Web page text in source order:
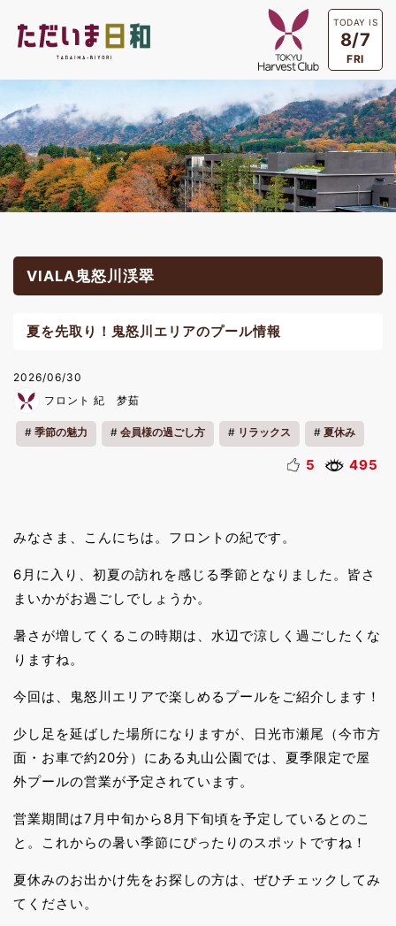
TODAY IS
8/7
FRI
VIALA鬼怒川渓翠
夏を先取り！鬼怒川エリアのプール情報
2026/06/30
フロント 紀 梦茹
季節の魅力 会員様の過ごし方 リラックス 夏休み
5 495
みなさま、こんにちは。フロントの紀です。
6月に入り、初夏の訪れを感じる季節となりました。皆さ
まいかがお過ごしでしょうか。
暑さが増してくるこの時期は、水辺で涼しく過ごしたくな
りますね。
今回は、鬼怒川エリアで楽しめるプールをご紹介します！
少し足を延ばした場所になりますが、日光市瀬尾（今市方
面・お車で約20分）にある丸山公園では、夏季限定で屋
外プールの営業が予定されています。
営業期間は7月中旬から8月下旬頃を予定しているとのこ
と。これからの暑い季節にぴったりのスポットですね！
夏休みのお出かけ先をお探しの方は、ぜひチェックしてみ
てください。